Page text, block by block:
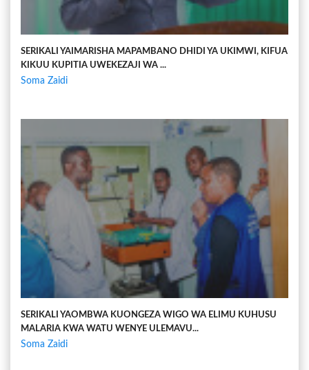
SERIKALI YAIMARISHA MAPAMBANO DHIDI YA UKIMWI, KIFUA
KIKUU KUPITIA UWEKEZAJI WA ...
Soma Zaidi
SERIKALI YAOMBWA KUONGEZA WIGO WA ELIMU KUHUSU
MALARIA KWA WATU WENYE ULEMAVU...
Soma Zaidi